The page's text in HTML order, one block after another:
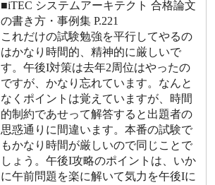
■iTEC システムアーキテクト 合格論文
の書き方・事例集 P.221
これだけの試験勉強を平行してやるの
はかなり時間的、精神的に厳しいで
す。午後I対策は去年2周位はやったの
ですが、かなり忘れています。なんと
なくポイントは覚えていますが、時間
的制約であせって解答すると出題者の
思惑通りに間違います。本番の試験で
もかなり時間が厳しいので同じことで
しょう。午後I攻略のポイントは、いか
に午前問題を楽に解いて気力を午後Iに